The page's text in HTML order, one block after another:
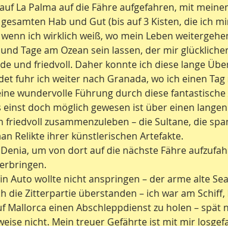
La Palma auf die Fähre aufgefahren, mit
Hab und Gut (bis auf 3 Kisten, die ich
ich wirklich weiß, wo mein Leben
Tage am Ozean sein lassen, der mir
und friedvoll. Daher konnte ich diese lange
fuhr ich weiter nach Granada, wo ich einen
wundervolle Führung durch diese fantastische
einst doch möglich gewesen ist über einen
zusammenzuleben – die Sultane, die
Relikte ihrer künstlerischen Artefakte.
um von dort auf die nächste Fähre
Auto wollte nicht anspringen – der arme alte
die Zitterpartie überstanden – ich war am Schiff,
Mallorca einen Abschleppdienst zu holen – spät
nicht. Mein treuer Gefährte ist mit mir